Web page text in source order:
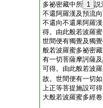
多祕密藏中所 1 説
不還阿羅漢及預流
不還向不還果阿羅
得。由此般若波羅
世間便有獨覺及獨
般若波羅蜜多祕密
有一切菩薩摩訶薩
可得。由此般若波
故。世間便有一切
上正等菩提施設可得
大般若波羅蜜多經